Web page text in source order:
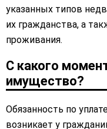
указанных типов
их гражданства, а
проживания.
С какого
имущество?
Обязанность по
возникает у